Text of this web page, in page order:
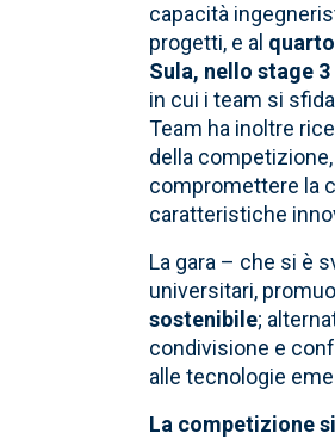
capacità
progetti, e al
Sula, nello stage 3
in cui i team si
Team ha inoltre
della
compromettere la
caratteristiche
La gara – che si è
universitari,
sostenibile;
condivisione e
alle tecnologie
La competizione